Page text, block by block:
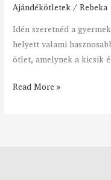
Ajándékötletek/Rebeka
Idén szeretnéd a
helyett valami
ötlet, amelynek a kicsik
Read More »